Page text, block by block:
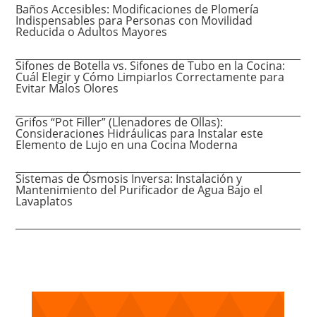
Baños Accesibles: Modificaciones de Plomería
Indispensables para Personas con Movilidad
Reducida o Adultos Mayores
Sifones de Botella vs. Sifones de Tubo en la Cocina:
Cuál Elegir y Cómo Limpiarlos Correctamente para
Evitar Malos Olores
Grifos “Pot Filler” (Llenadores de Ollas):
Consideraciones Hidráulicas para Instalar este
Elemento de Lujo en una Cocina Moderna
Sistemas de Ósmosis Inversa: Instalación y
Mantenimiento del Purificador de Agua Bajo el
Lavaplatos